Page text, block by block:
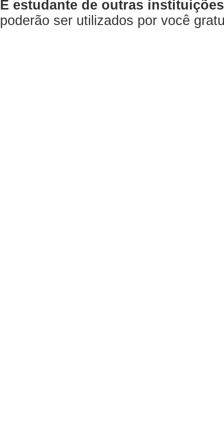
É estudante de outras
poderão ser utilizados por você